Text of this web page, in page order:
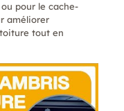
pour le cache-
améliorer
tout en